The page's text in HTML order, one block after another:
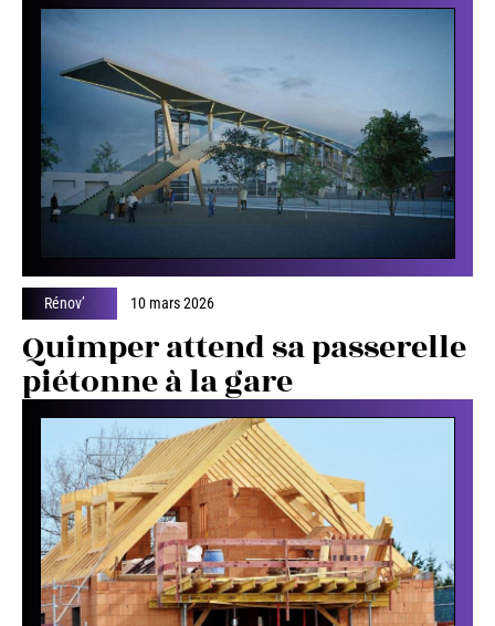
Rénov’ 10 mars 2026
Quimper attend sa passerelle
piétonne à la gare